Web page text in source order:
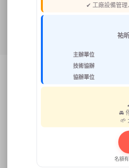
商品
廠牌：
彈簧掛鎖，
✔ 工廠設備管理
祐
主辦單位
技術協辦
協辦單位
🚘
🌱
名額